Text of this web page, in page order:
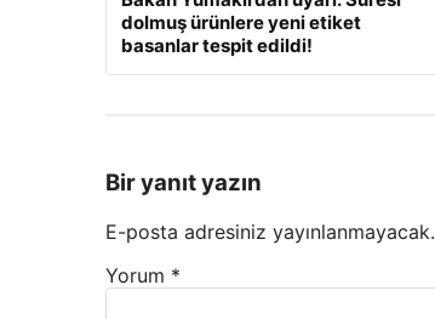
dolmuş ürünlere yeni etiket
basanlar tespit edildi!
Bir yanıt yazın
E-posta adresiniz yayınlanmayacak.
Yorum *